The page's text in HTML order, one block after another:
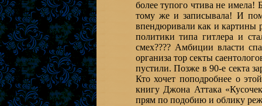
более тупого чтива не
тому же и записывала! И
впендюривали как и картины
политики типа гитлера и
смех???? Амбиции власти
организа тор секты
пустили. Позже в 90-е секта
Кто хочет поподробнее о
книгу Джона Аттака
прям по подобию и облику